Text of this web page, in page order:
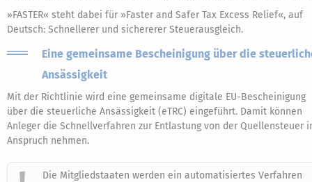
»FASTER« steht dabei für »Faster and Safer Tax Excess Relief«, auf
Deutsch: Schnellerer und sichererer Steuerausgleich.
Eine gemeinsame Bescheinigung über die
Ansässigkeit
Mit der Richtlinie wird eine gemeinsame digitale EU-Bescheinigung
über die steuerliche Ansässigkeit (eTRC) eingeführt. Damit können
Anleger die Schnellverfahren zur Entlastung von der Quellensteuer
Anspruch nehmen.
Die Mitgliedstaaten werden ein automatisiertes Verfahren